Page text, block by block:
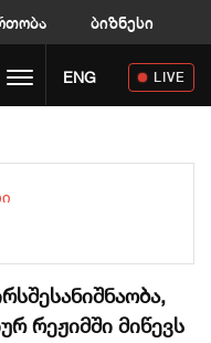
ბიზნესი
Toggle navigation
ENG LIVE
რეჟიმში მიწევს